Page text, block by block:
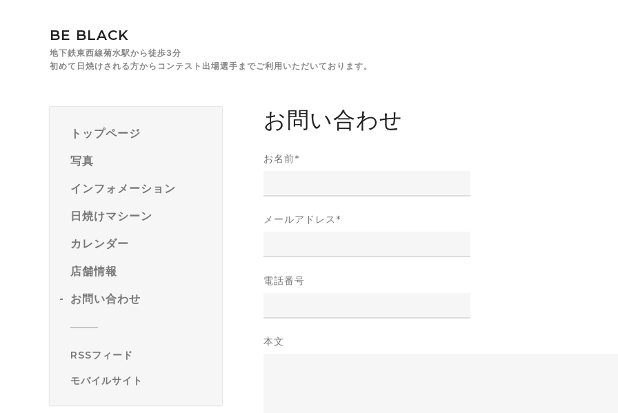
BE BLACK
地下鉄東西線菊水駅から徒歩3分
初めて日焼けされる方からコンテスト出場選手までご利用いただいております。
トップページ
写真
インフォメーション
日焼けマシーン
カレンダー
店舗情報
お問い合わせ
RSSフィード
モバイルサイト
お問い合わせ
お名前*
メールアドレス *
電話番号
本文